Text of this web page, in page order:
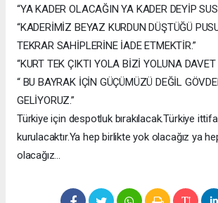
“YA KADER OLACAĞIN YA KADER DEYİP
“KADERİMİZ BEYAZ KURDUN DÜŞTÜĞÜ
TEKRAR SAHİPLERİNE İADE ETMEKTİR.”
“KURT TEK ÇIKTI YOLA BİZİ YOLUNA DAVET
“ BU BAYRAK İÇİN GÜÇÜMÜZÜ DEĞİL
GELİYORUZ.”
Türkiye için despotluk bırakılacak.Türkiye
kurulacaktır.Ya hep birlikte yok olacağız ya
olacağız…